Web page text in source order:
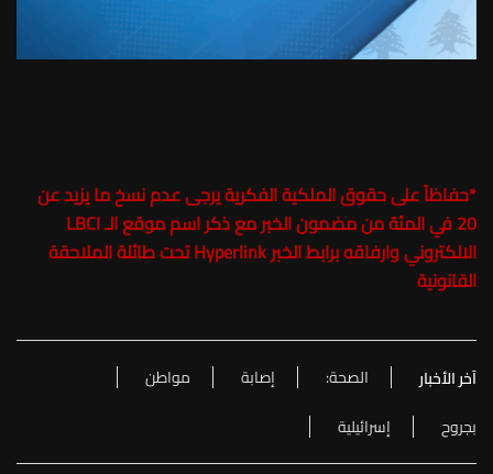
*حفاظاً على حقوق الملكية الفكرية يرجى عدم نسخ ما يزيد عن
20 في المئة من مضمون الخبر مع ذكر اسم موقع الـ LBCI
الالكتروني وارفاقه برابط الخبر Hyperlink تحت طائلة الملاحقة
القانونية
آخر الأخبار الصحة: إصابة
مواطن
بجروح
إسرائيلية